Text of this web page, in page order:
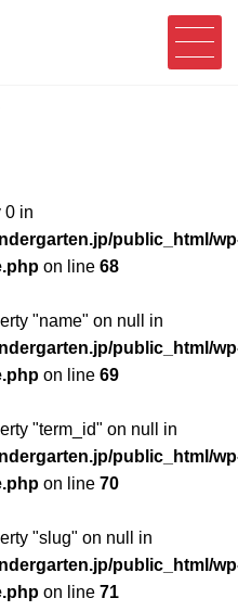
0 in
public_html/
on line 68
"name" on null in
public_html/
on line 69
"term_id" on null in
public_html/
on line 70
"slug" on null in
public_html/
on line 71